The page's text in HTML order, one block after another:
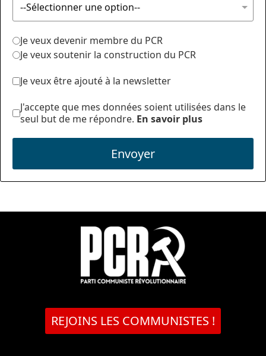
Je veux devenir membre du PCR
Je veux soutenir la construction du PCR
Je veux être ajouté à la newsletter
J'accepte que mes données soient utilisées dans le
seul but de me répondre. En savoir plus
Envoyer
REJOINS LES COMMUNISTES !